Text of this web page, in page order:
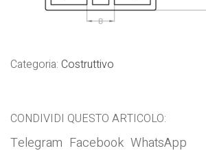
Categoria: Costruttivo
CONDIVIDI QUESTO ARTICOLO:
Telegram Facebook WhatsApp